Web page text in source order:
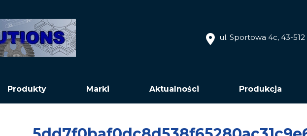
ul. Sportowa 4c, 43-
Produkty Marki Aktualności Produkcja